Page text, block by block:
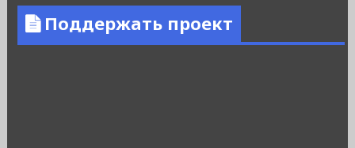
Поддержать проект